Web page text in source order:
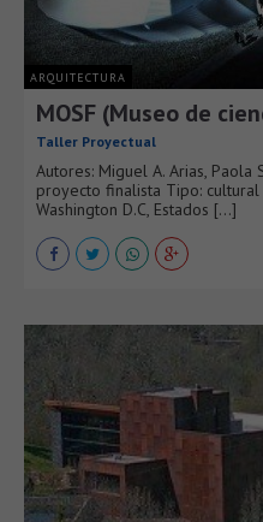
ARQUITECTURA
MOSF (Museo de
Taller Proyectual
Autores: Miguel A. Arias, Paola
proyecto finalista Tipo: cultural
Washington D.C, Estados [...]